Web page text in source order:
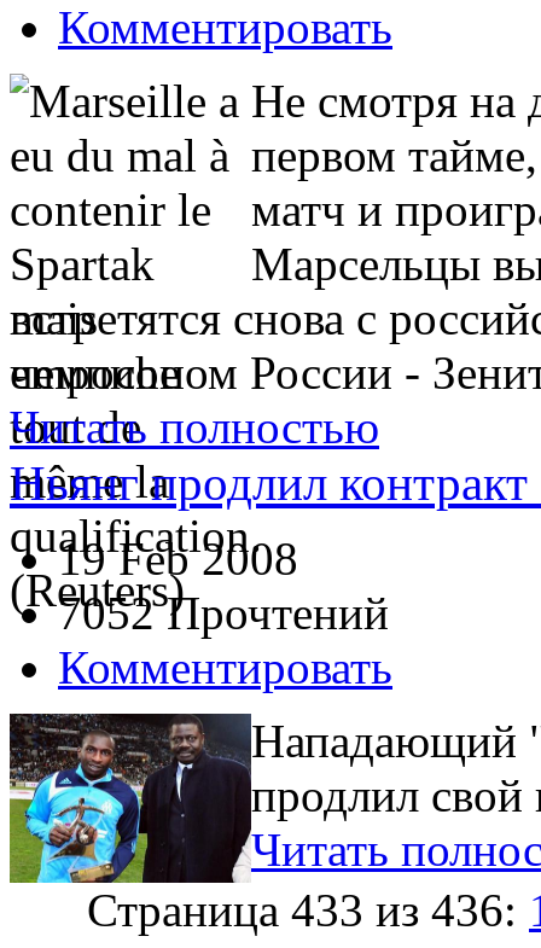
Комментировать
Не смотря на
первом
матч и
Марсельцы
встретятся снова с
чемпионом России -
Читать полностью
Ньянг продлил
19 Feb 2008
7052 Прочтений
Комментировать
Нападающий
продлил свой
Читать
Страница 433 из 436: